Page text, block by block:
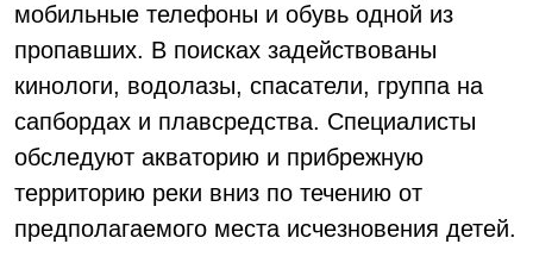
мобильные телефоны и обувь одной из
пропавших. В поисках задействованы
кинологи, водолазы, спасатели, группа на
сапбордах и плавсредства. Специалисты
обследуют акваторию и прибрежную
территорию реки вниз по течению от
предполагаемого места исчезновения детей.